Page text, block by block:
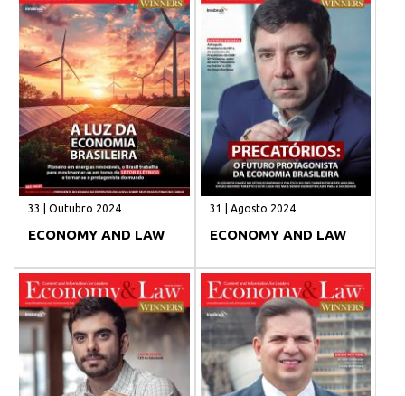
33 | Outubro 2024
ECONOMY AND LAW
31 | Agosto 2024
ECONOMY AND LAW